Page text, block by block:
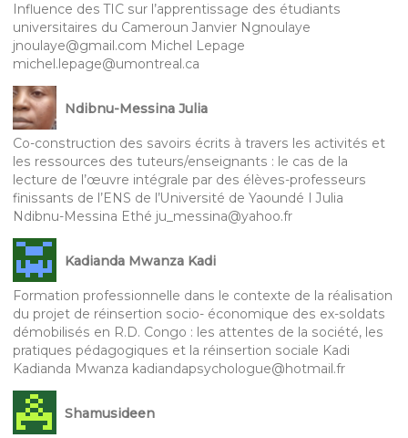
Influence des TIC sur l’apprentissage des étudiants
universitaires du Cameroun Janvier Ngnoulaye
jnoulaye@gmail.com Michel Lepage
michel.lepage@umontreal.ca
Ndibnu-Messina Julia
Co-construction des savoirs écrits à travers les activités et
les ressources des tuteurs/enseignants : le cas de la
lecture de l’œuvre intégrale par des élèves-professeurs
finissants de l’ENS de l’Université de Yaoundé I Julia
Ndibnu-Messina Ethé ju_messina@yahoo.fr
Kadianda Mwanza Kadi
Formation professionnelle dans le contexte de la réalisation
du projet de réinsertion socio- économique des ex-soldats
démobilisés en R.D. Congo : les attentes de la société, les
pratiques pédagogiques et la réinsertion sociale Kadi
Kadianda Mwanza kadiandapsychologue@hotmail.fr
Shamusideen